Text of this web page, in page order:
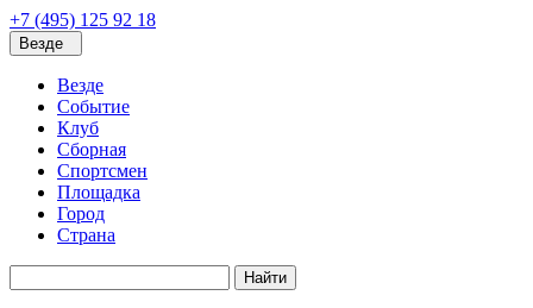
+7 (495) 125 92 18
Везде
Везде
Событие
Клуб
Сборная
Спортсмен
Площадка
Город
Страна
Найти